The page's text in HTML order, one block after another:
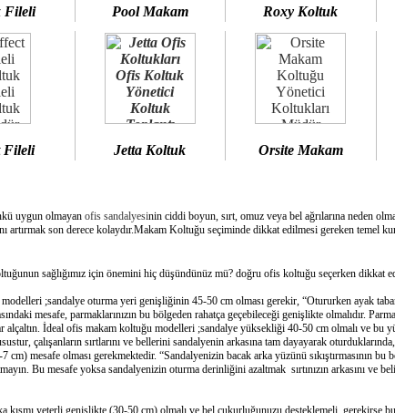
Fileli Pool Makam Roxy Koltuk
Fileli Jetta Koltuk Orsite Makam
uygun olmayan ofis sandalyesinin ciddi boyun, sırt, omuz veya bel ağrılarına neden
artırmak son derece kolaydır.Makam Koltuğu seçiminde dikkat edilmesi gereken temel
sağlığımız için önemini hiç düşündünüz mü? doğru ofis koltuğu seçerken dikkat
;sandalye oturma yeri genişliğinin 45-50 cm olması gerekir, “Otururken ayak
mesafe, parmaklarınızın bu bölgeden rahatça geçebileceği genişlikte olmalıdır.
alçaltın. İdeal ofis makam koltuğu modelleri ;sandalye yüksekliği 40-50 cm olmalı ve bu
çalışanların sırtlarını ve bellerini sandalyenin arkasına tam dayayarak
mesafe olması gerekmektedir. “Sandalyenizin bacak arka yüzünü sıkıştırmasının bu
Bu mesafe yoksa sandalyenizin oturma derinliğini azaltmak sırtınızın arkasını ve
kısmı yeterli genişlikte (30-50 cm) olmalı ve bel çukurluğunuzu desteklemeli, gerekirse